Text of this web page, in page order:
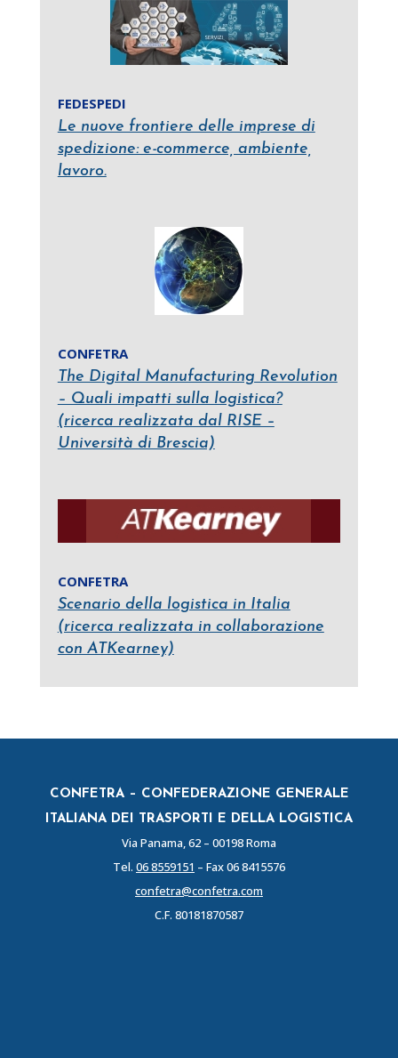
FEDESPEDI
Le nuove frontiere delle imprese di
spedizione: e-commerce, ambiente,
lavoro.
CONFETRA
The Digital Manufacturing Revolution
– Quali impatti sulla logistica?
(ricerca realizzata dal RISE –
Università di Brescia)
CONFETRA
Scenario della logistica in Italia
(ricerca realizzata in collaborazione
con ATKearney)
CONFETRA – CONFEDERAZIONE GENERALE
ITALIANA DEI TRASPORTI E DELLA LOGISTICA
Via Panama, 62 – 00198 Roma
Tel. 06 8559151 – Fax 06 8415576
confetra@confetra.com
C.F. 80181870587